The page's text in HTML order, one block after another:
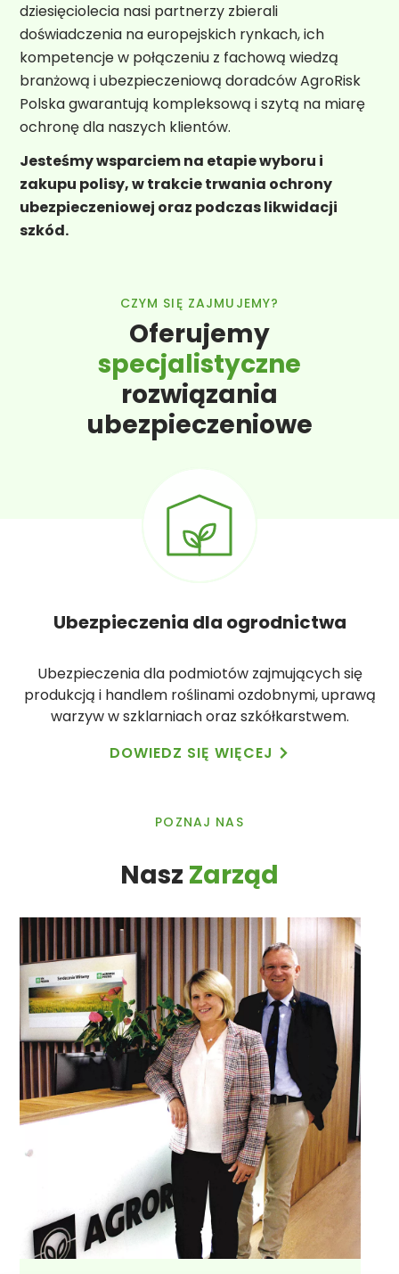
dziesięciolecia nasi partnerzy zbierali
doświadczenia na europejskich rynkach, ich
kompetencje w połączeniu z fachową wiedzą
branżową i ubezpieczeniową doradców AgroRisk
Polska gwarantują kompleksową i szytą na miarę
ochronę dla naszych klientów.
Jesteśmy wsparciem na etapie wyboru i
zakupu polisy, w trakcie trwania ochrony
ubezpieczeniowej oraz podczas likwidacji
szkód.
CZYM SIĘ ZAJMUJEMY?
Oferujemy
specjalistyczne
rozwiązania
ubezpieczeniowe
Ubezpieczenia dla ogrodnictwa
Ubezpieczenia dla podmiotów zajmujących się
produkcją i handlem roślinami ozdobnymi, uprawą
warzyw w szklarniach oraz szkółkarstwem.
DOWIEDZ SIĘ WIĘCEJ
POZNAJ NAS
Nasz Zarząd